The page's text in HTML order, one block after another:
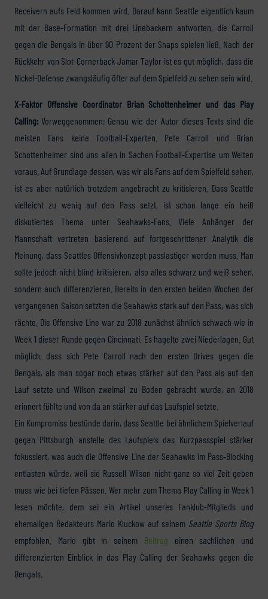
Receivern aufs Feld kommen wird. Darauf kann Seattle eigentlich kaum
mit der Base-Formation mit drei Linebackern antworten, die Carroll
gegen die Bengals in über 90 Prozent der Snaps spielen ließ. Nach der
Rückkehr von Slot-Cornerback Jamar Taylor ist es gut möglich, dass die
Nickel-Defense zwangsläufig öfter auf dem Spielfeld zu sehen sein wird.
X-Faktor Offensive Coordinator Brian Schottenheimer und das Play
Calling:Vorweggenommen: Genau wie der Autor dieses Texts sind die
meisten Fans keine Football-Experten. Pete Carroll und Brian
Schottenheimer sind uns allen in Sachen Football-Expertise um Welten
voraus. Auf Grundlage dessen, was wir als Fans auf dem Spielfeld sehen,
ist es aber natürlich trotzdem angebracht zu kritisieren. Dass Seattle
vielleicht zu wenig auf den Pass setzt, ist schon lange ein heiß
diskutiertes Thema unter Seahawks-Fans. Viele Anhänger der
Mannschaft vertreten basierend auf fortgeschrittener Analytik die
Meinung, dass Seattles Offensivkonzept passlastiger werden muss. Man
sollte jedoch nicht blind kritisieren, also alles schwarz und weiß sehen,
sondern auch differenzieren. Bereits in den ersten beiden Wochen der
vergangenen Saison setzten die Seahawks stark auf den Pass, was sich
rächte. Die Offensive Line war zu 2018 zunächst ähnlich schwach wie in
Week 1 dieser Runde gegen Cincinnati. Es hagelte zwei Niederlagen. Gut
möglich, dass sich Pete Carroll nach den ersten Drives gegen die
Bengals, als man sogar noch etwas stärker auf den Pass als auf den
Lauf setzte und Wilson zweimal zu Boden gebracht wurde, an 2018
erinnert fühlte und von da an stärker auf das Laufspiel setzte.
Ein Kompromiss bestünde darin, dass Seattle bei ähnlichem Spielverlauf
gegen Pittsburgh anstelle des Laufspiels das Kurzpassspiel stärker
fokussiert, was auch die Offensive Line der Seahawks im Pass-Blocking
entlasten würde, weil sie Russell Wilson nicht ganz so viel Zeit geben
muss wie bei tiefen Pässen. Wer mehr zum Thema Play Calling in Week 1
lesen möchte, dem sei ein Artikel unseres Fanklub-Mitglieds und
ehemaligen Redakteurs Mario Kluckow auf seinem Seattle Sports Blog
empfohlen. Mario gibt in seinem Beitrag einen sachlichen und
differenzierten Einblick in das Play Calling der Seahawks gegen die
Bengals.